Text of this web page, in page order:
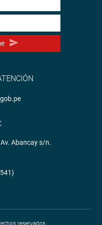
Abancay s/n.
reservados.